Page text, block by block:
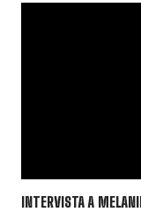
INTERVISTA A